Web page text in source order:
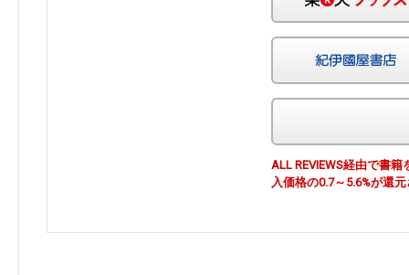
ALL REVIEWS経由で書
入価格の0.7～5.6%が還